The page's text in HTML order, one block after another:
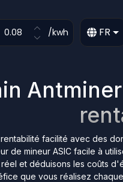
/kwh FR
facilité avec des
de mineur ASIC facile à
et déduisons les coûts
que vous réalisez